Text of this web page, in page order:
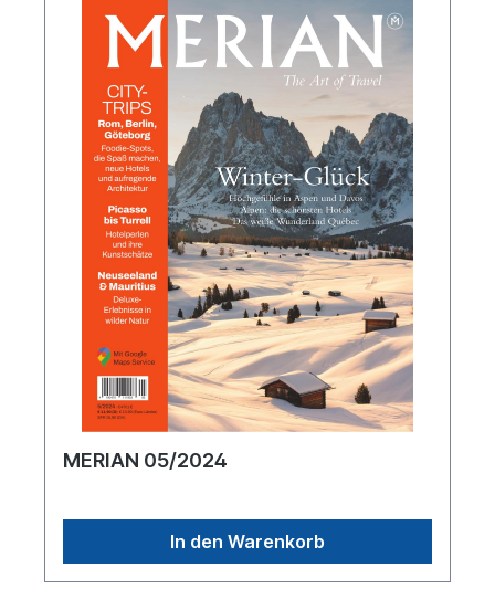
MERIAN 05/2024
In den Warenkorb